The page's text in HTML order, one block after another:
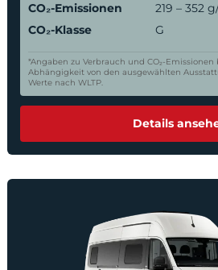
CO₂-Emissionen
219 – 352
CO₂-Klasse
G
*Angaben zu Verbrauch und CO₂-
Abhängigkeit von den ausgewählten
Werte nach WLTP.
Details